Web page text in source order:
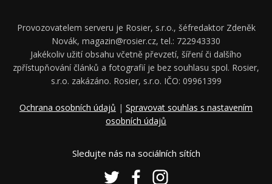
Provozovatelem serveru je Rosier, s.r.o., šéfredaktor Zdeněk
Novák, magazin@rosier.cz, tel.: 722943330
Jakékoliv užití obsahu včetně převzetí, šíření či dalšího
zpřístupňování článků a fotografií je bez souhlasu spol. Rosier,
s.r.o. zakázáno. Rosier, s.r.o. IČO: 09961399
Ochrana osobních údajů | Spravovat souhlas s nastavením
osobních údajů
Sledujte nás na sociálních sítích